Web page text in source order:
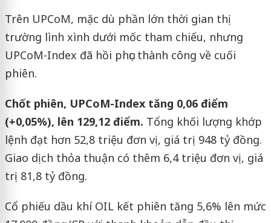
Trên UPCoM, mặc dù phần lớn thời gian thị
trường lình xình dưới mốc tham chiếu, nhưng
UPCoM-Index đã hồi phục thành công về cuối
phiên.
Chốt phiên, UPCoM-Index tăng 0,06 điểm
(+0,05%), lên 129,12 điểm. Tổng khối lượng khớp
lệnh đạt hơn 52,8 triệu đơn vị, giá trị 948 tỷ đồng.
Giao dịch thỏa thuận có thêm 6,4 triệu đơn vị, giá
trị 81,8 tỷ đồng.
Cổ phiếu dầu khí OIL kết phiên tăng 5,6% lên mức